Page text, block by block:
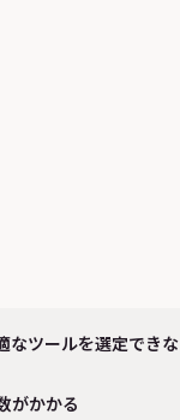
なツールを選定できな
がかかる